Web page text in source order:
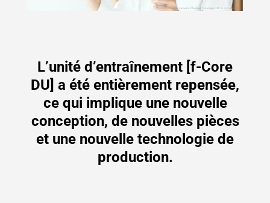
L’unité d’entraînement [f-Core
DU] a été entièrement repensée,
ce qui implique une nouvelle
conception, de nouvelles pièces
et une nouvelle technologie de
production.